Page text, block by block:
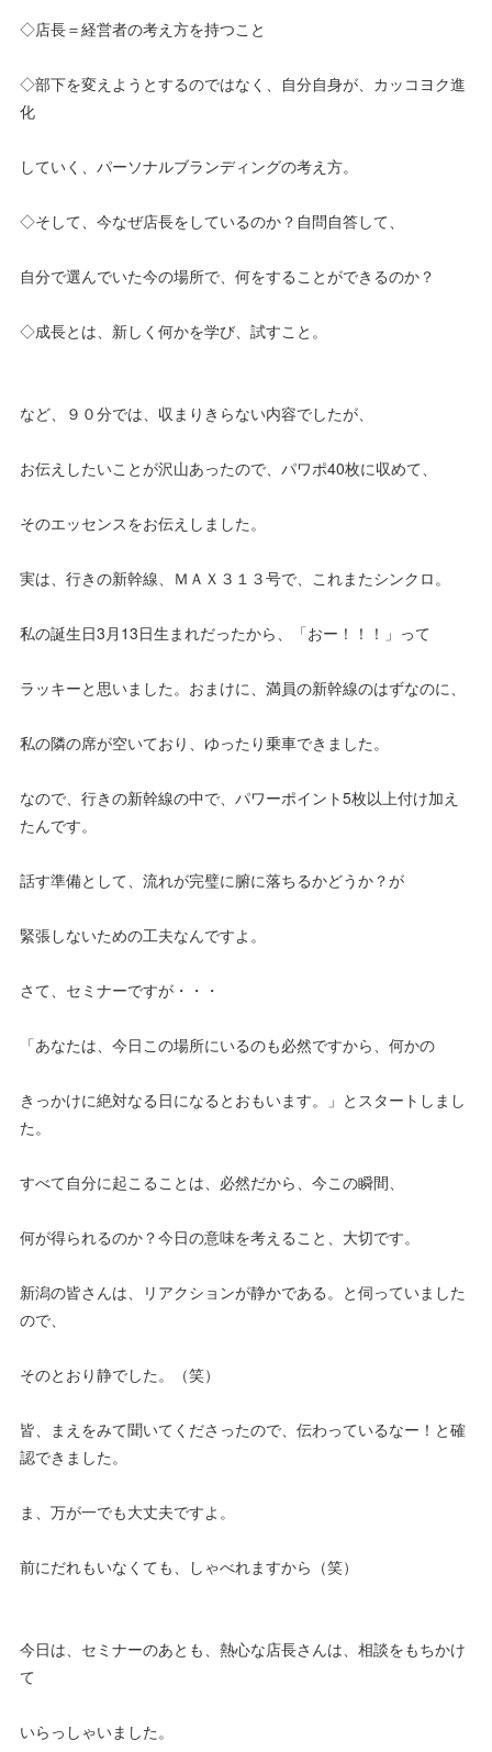
◇店長＝経営者の考え方を持つこと
◇部下を変えようとするのではなく、自分自身が、カッコヨク進
化
していく、パーソナルブランディングの考え方。
◇そして、今なぜ店長をしているのか？自問自答して、
自分で選んでいた今の場所で、何をすることができるのか？
◇成長とは、新しく何かを学び、試すこと。
など、９０分では、収まりきらない内容でしたが、
お伝えしたいことが沢山あったので、パワポ40枚に収めて、
そのエッセンスをお伝えしました。
実は、行きの新幹線、ＭＡＸ３１３号で、これまたシンクロ。
私の誕生日3月13日生まれだったから、「おー！！！」って
ラッキーと思いました。おまけに、満員の新幹線のはずなのに、
私の隣の席が空いており、ゆったり乗車できました。
なので、行きの新幹線の中で、パワーポイント5枚以上付け加え
たんです。
話す準備として、流れが完璧に腑に落ちるかどうか？が
緊張しないための工夫なんですよ。
さて、セミナーですが・・・
「あなたは、今日この場所にいるのも必然ですから、何かの
きっかけに絶対なる日になるとおもいます。」とスタートしまし
た。
すべて自分に起こることは、必然だから、今この瞬間、
何が得られるのか？今日の意味を考えること、大切です。
新潟の皆さんは、リアクションが静かである。と伺っていました
ので、
そのとおり静でした。（笑）
皆、まえをみて聞いてくださったので、伝わっているなー！と確
認できました。
ま、万が一でも大丈夫ですよ。
前にだれもいなくても、しゃべれますから（笑）
今日は、セミナーのあとも、熱心な店長さんは、相談をもちかけ
て
いらっしゃいました。